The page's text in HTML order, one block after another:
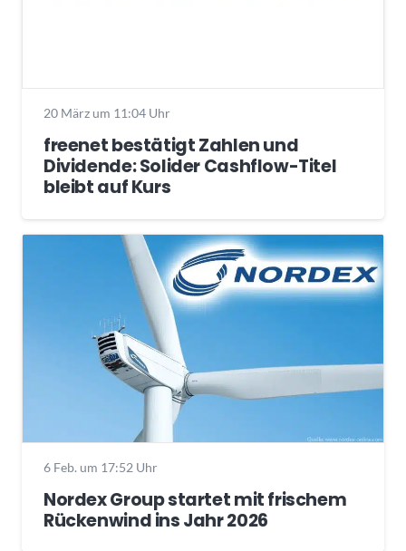
20 März um 11:04 Uhr
freenet bestätigt Zahlen und
Dividende: Solider Cashflow-Titel
bleibt auf Kurs
6 Feb. um 17:52 Uhr
Nordex Group startet mit frischem
Rückenwind ins Jahr 2026